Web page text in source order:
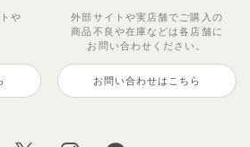
や
外部サイトや実店舗でご購入の
商品不良や在庫などは各店舗に
お問い合わせください。
お問い合わせはこちら